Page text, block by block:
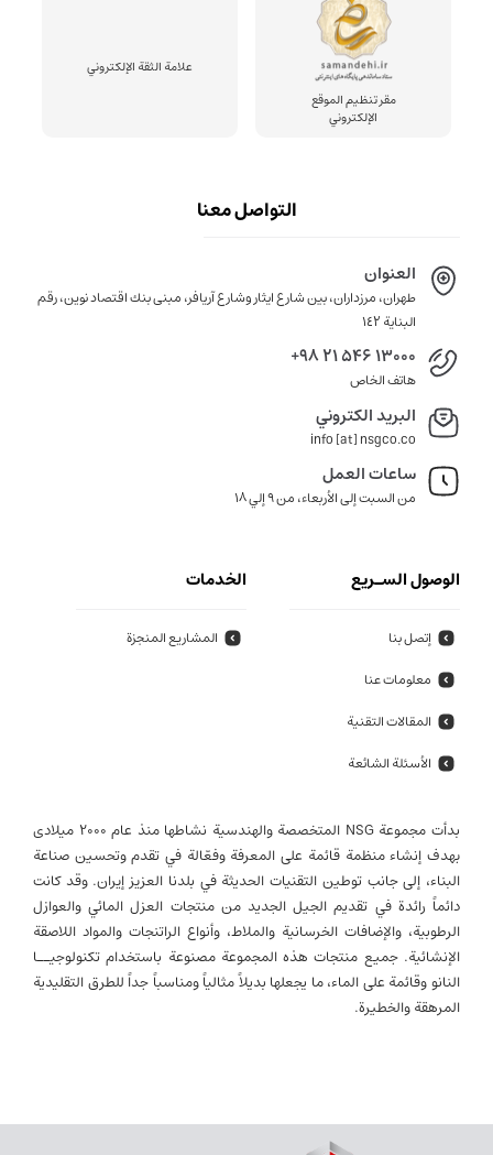
مقر تنظيم الموقع
الإلكتروني
علامة الثقة الإلكتروني
التواصل معنا
العنوان
طهران، مرزداران، بين شارع ايثار وشارع آريافر، مبنى بنك اقتصاد نوين، رقم
البناية ١٤٢
+98 21 546 13000
هاتف الخاص
البريد الكتروني
info [at] nsgco.co
ساعات العمل
من السبت إلى الأربعاء، من 9 إلي 18
الوصول السـريع
إتصل بنا
معلومات عنا
المقالات التقنية
الأسئلة الشائعة
الخدمات
المشاريع المنجزة
بدأت مجموعة NSG المتخصصة والهندسية نشاطها منذ عام 2000 میلادی
بهدف إنشاء منظمة قائمة على المعرفة وفعّالة في تقدم وتحسين صناعة
البناء، إلى جانب توطين التقنيات الحديثة في بلدنا العزيز إيران. وقد كانت
دائماً رائدة في تقديم الجيل الجديد من منتجات العزل المائي والعوازل
الرطوبية، والإضافات الخرسانية والملاط، وأنواع الراتنجات والمواد اللاصقة
الإنشائية. جميع منتجات هذه المجموعة مصنوعة باستخدام تكنولوجيــا
النانو وقائمة على الماء، ما يجعلها بديلاً مثالياً ومناسباً جداً للطرق التقليدية
المرهقة والخطيرة.